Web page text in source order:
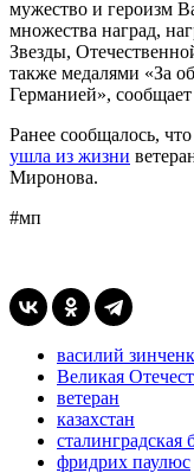
мужество и героизм
множества наград,
Звезды,
также медалями «За
Германией», сообщает
Ранее сообщалось,
ушла из жизни
Миронова.
#мп
василий
Великая
ветеран
казахстан
сталинградская
фридрих паулюс